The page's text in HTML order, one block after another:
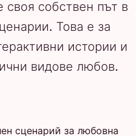
своя собствен път в
Това е за
истории и
видове любов.
сценарий за любовна